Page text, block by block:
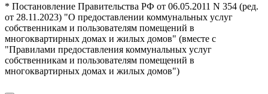
* Постановление Правительства РФ от 06.05.2011 N 354 (ред.
от 28.11.2023) "О предоставлении коммунальных услуг
собственникам и пользователям помещений в
многоквартирных домах и жилых домов" (вместе с
"Правилами предоставления коммунальных услуг
собственникам и пользователям помещений в
многоквартирных домах и жилых домов")